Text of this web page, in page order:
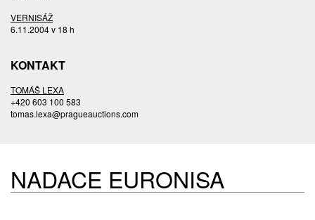
VERNISÁŽ
6.11.2004 v 18 h
KONTAKT
TOMÁŠ LEXA
+420 603 100 583
tomas.lexa@pragueauctions.com
NADACE EURONISA